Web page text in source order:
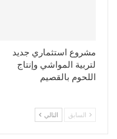
مشروع استثماري جديد
لتربية المواشي وإنتاج
اللحوم بالقصيم
السابق التالي